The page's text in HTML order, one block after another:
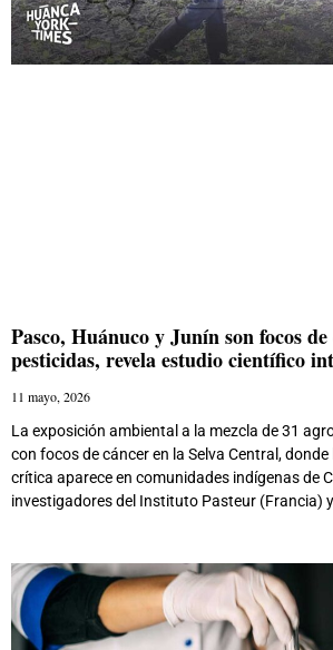
Pasco, Huánuco y Junín son focos
pesticidas, revela estudio científico
11 mayo, 2026
La exposición ambiental a la mezcla de 31
con focos de cáncer en la Selva Central,
crítica aparece en comunidades indígenas de
investigadores del Instituto Pasteur (Francia)